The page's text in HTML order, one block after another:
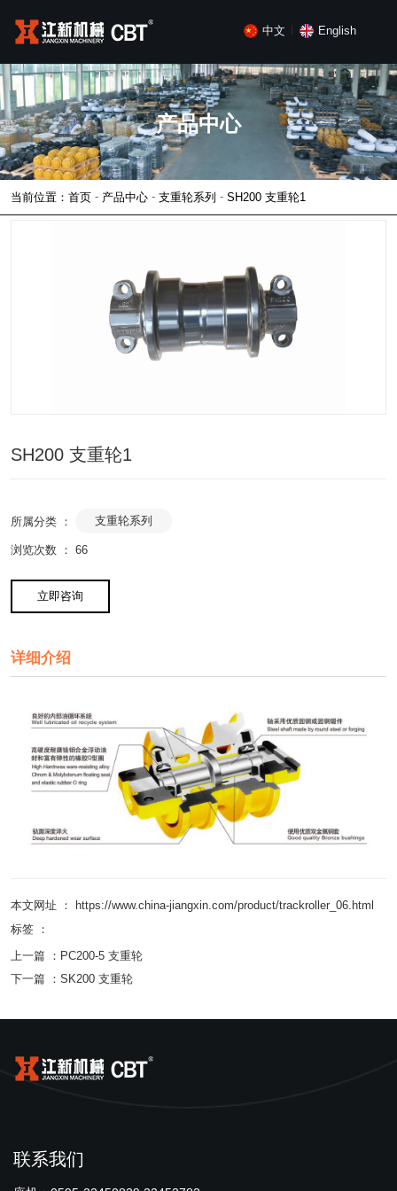
中文 English
产品中心
当前位置：首页 - 产品中心 - 支重轮系列 - SH200 支重轮1
SH200 支重轮1
所属分类 ： 支重轮系列
浏览次数 ： 66
立即咨询
详细介绍
本文网址 ： https://www.china-jiangxin.com/product/trackroller_06.html
标签 ：
上一篇 ： PC200-5 支重轮
下一篇 ： SK200 支重轮
联系我们